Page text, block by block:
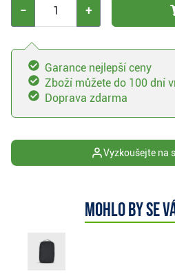
− +
Garance nejlepší ceny
Zboží můžete do 100 dní
Doprava zdarma
Vyzkoušejte na
Mohlo by se